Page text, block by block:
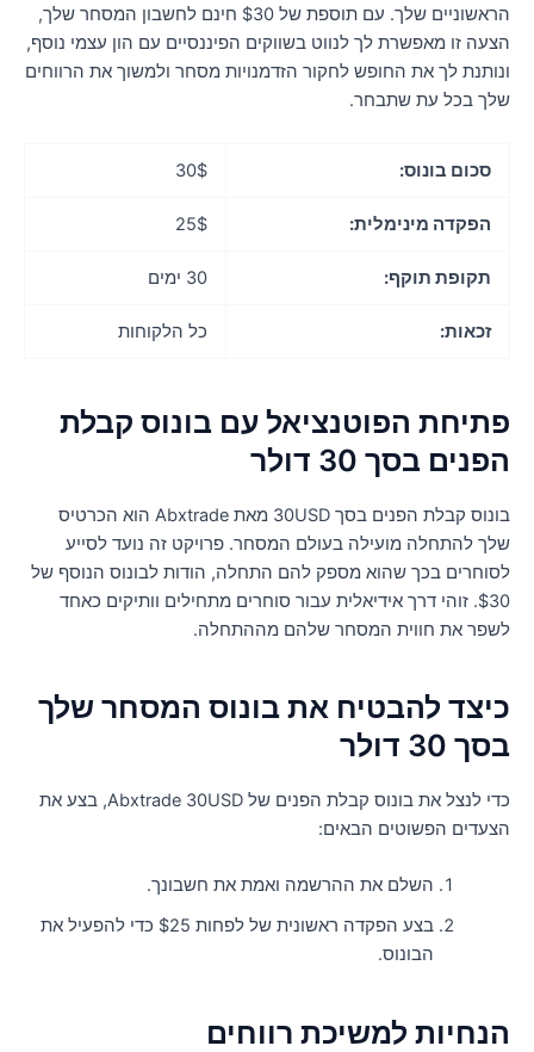
הראשוניים שלך. עם תוספת של $30 חינם לחשבון המסחר שלך,
זו מאפשרת לך לנווט בשווקים הפיננסיים עם הון עצמי נוסף,
לך את החופש לחקור הזדמנויות מסחר ולמשוך את הרווחים
בכל עת שתבחר.
סכום בונוס: 30$
הפקדה מינימלית: 25$
תקופת תוקף:
זכאות: כל הלקוחות
הפוטנציאל עם בונוס קבלת
בסך 30 דולר
בונוס קבלת הפנים בסך 30USD מאת Abxtrade הוא הכרטיס
להתחלה מועילה בעולם המסחר. פרויקט זה נועד לסייע
בכך שהוא מספק להם התחלה, הודות לבונוס הנוסף של
$30. זוהי דרך אידיאלית עבור סוחרים מתחילים וותיקים כאחד
את חווית המסחר שלהם מההתחלה.
להבטיח את בונוס המסחר שלך
30 דולר
כדי לנצל את בונוס קבלת הפנים של Abxtrade 30USD, בצע את
הפשוטים הבאים:
השלם את ההרשמה ואמת את חשבונך.
בצע הפקדה ראשונית של לפחות $25 כדי להפעיל את
הבונוס.
למשיכת רווחים